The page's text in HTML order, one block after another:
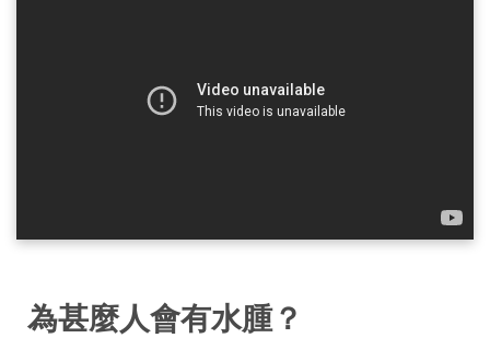
為甚麼人會有水腫？